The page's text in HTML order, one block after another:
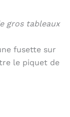
gros tableaux
fusette sur
le piquet de